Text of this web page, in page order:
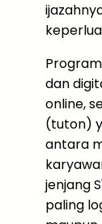
dan
online,
(tuton)
antara
jenjang
paling